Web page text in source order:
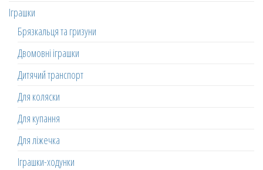
Іграшки
Брязкальця та гризуни
Двомовні іграшки
Дитячий транспорт
Для коляски
Для купання
Для ліжечка
Іграшки-ходунки